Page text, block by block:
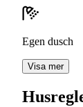
Egen dusch
Visa mer